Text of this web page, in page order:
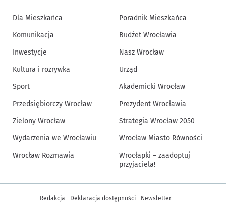
Dla Mieszkańca
Komunikacja
Inwestycje
Kultura i rozrywka
Sport
Przedsiębiorczy Wrocław
Zielony Wrocław
Wydarzenia we Wrocławiu
Wrocław Rozmawia
Poradnik Mieszkańca
Budżet Wrocławia
Nasz Wrocław
Urząd
Akademicki Wrocław
Prezydent Wrocławia
Strategia Wrocław 2050
Wrocław Miasto Równości
Wrocłapki – zaadoptuj
przyjaciela!
Inne informacje
Redakcja Deklaracja dostępności Newsletter